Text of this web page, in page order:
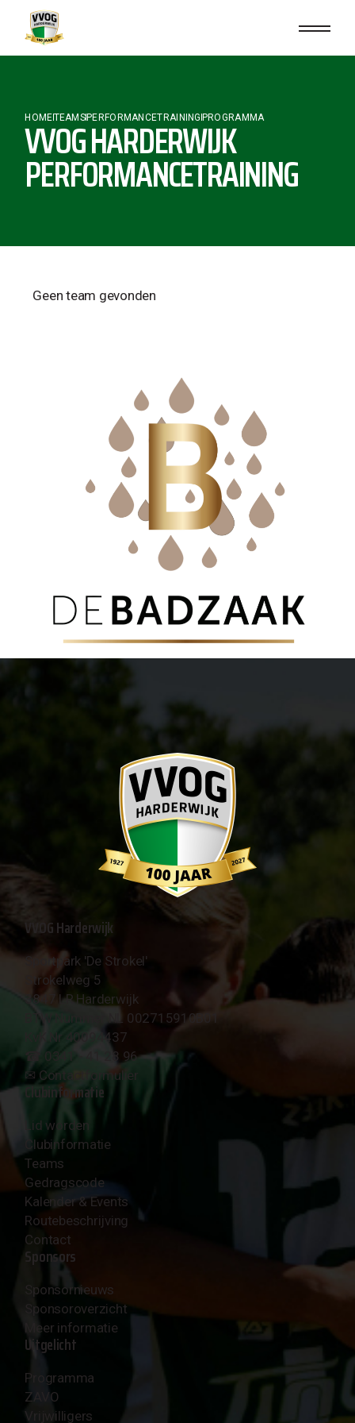
HOMETEAMS PERFORMANCETRAINING PROGRAMMA
VVOG HARDERWIJK
PERFORMANCETRAINING
Geen team gevonden
VVOG Harderwijk
Sportpark 'De Strokel'
Strokelweg 5
3847 LR Harderwijk
BTW Nummer NL 002715910B01
KvK Nr 40094437
☎︎ 0341 - 41 28 96
✉︎ Contactformulier
Clubinformatie
Lid worden
Clubinformatie
Teams
Gedragscode
Kalender & Events
Routebeschrijving
Contact
Sponsors
Sponsornieuws
Sponsoroverzicht
Meer informatie
Uitgelicht
Programma
ZAVO
Vrijwilligers